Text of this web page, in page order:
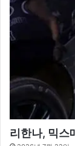
리한나, 믹스